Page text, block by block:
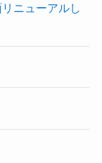
ニューアルし